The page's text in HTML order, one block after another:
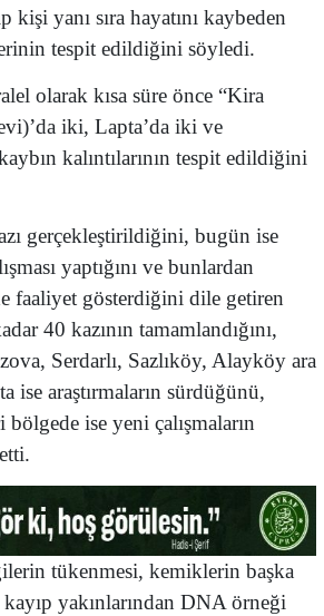
kişi yanı sıra hayatını kaybeden
tespit edildiğini söyledi.
olarak kısa süre önce “Kira
iki, Lapta’da iki ve
kalıntılarının tespit edildiğini
gerçekleştirildiğini, bugün ise
yaptığını ve bunlardan
faaliyet gösterdiğini dile getiren
40 kazının tamamlandığını,
Serdarlı, Sazlıköy, Alayköy ara
ise araştırmaların sürdüğünü,
ise yeni çalışmaların
tükenmesi, kemiklerin başka
kayıp yakınlarından DNA örneği